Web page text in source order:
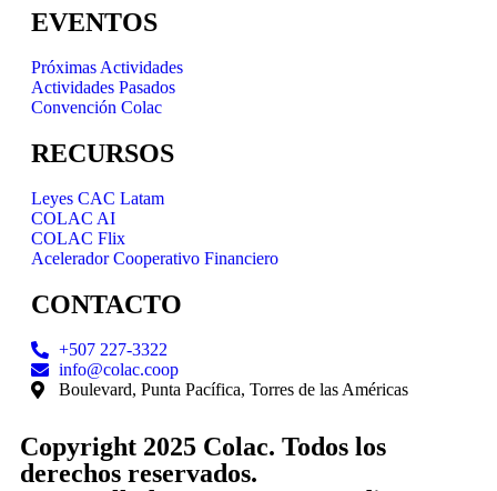
EVENTOS
Próximas Actividades
Actividades Pasados
Convención Colac
RECURSOS
Leyes CAC Latam
COLAC AI
COLAC Flix
Acelerador Cooperativo Financiero
CONTACTO
+507 227-3322
info@colac.coop
Boulevard, Punta Pacífica, Torres de las Américas
Copyright 2025 Colac. Todos los
derechos reservados.